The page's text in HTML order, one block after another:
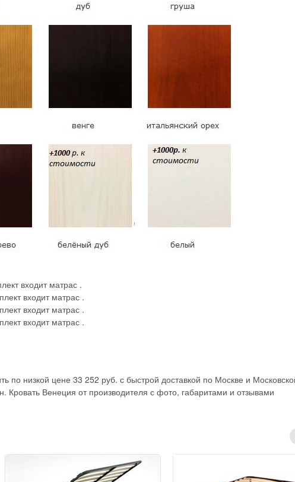
входит матрас .
входит матрас .
входит матрас .
входит матрас .
по низкой цене 33 252 руб. с быстрой доставкой по Москве и
Кровать Венеция от производителя с фото, габаритами и отзывами